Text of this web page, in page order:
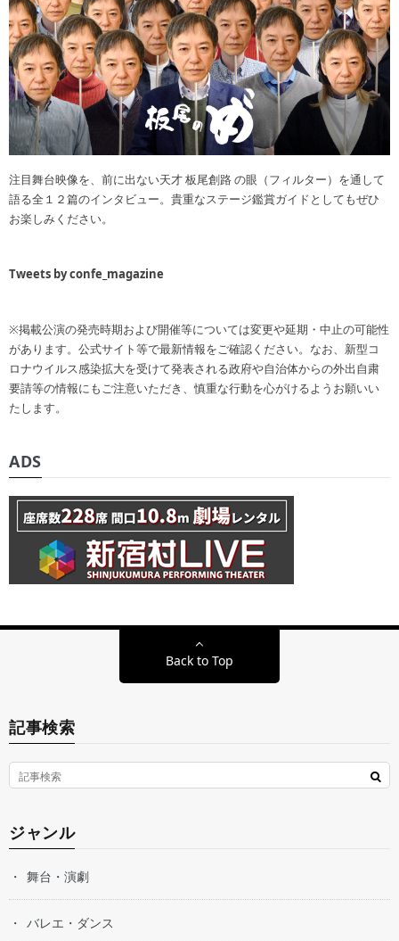
注目舞台映像を、前に出ない天才 板尾創路 の眼（フィルター）を通して
語る全１２篇のインタビュー。貴重なステージ鑑賞ガイドとしてもぜひ
お楽しみください。
Tweets by confe_magazine
※掲載公演の発売時期および開催等については変更や延期・中止の可能性
があります。公式サイト等で最新情報をご確認ください。なお、新型コ
ロナウイルス感染拡大を受けて発表される政府や自治体からの外出自粛
要請等の情報にもご注意いただき、慎重な行動を心がけるようお願いい
たします。
ADS
Back to Top
記事検索
ジャンル
舞台・演劇
バレエ・ダンス